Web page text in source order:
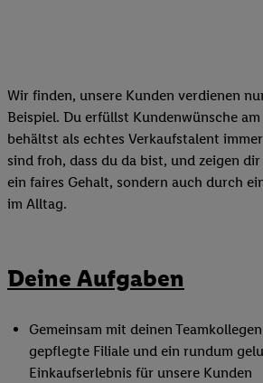
Wir finden, unsere Kunden verdienen
Beispiel. Du erfüllst Kundenwünsche
behältst als echtes Verkaufstalent
sind froh, dass du da bist, und zeigen
ein faires Gehalt, sondern auch durch
im Alltag.
Deine Aufgaben
Gemeinsam mit deinen
gepflegte Filiale und ein rundum
Einkaufserlebnis für unsere Kunden